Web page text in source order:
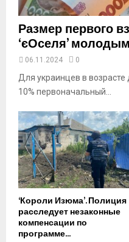
Размер первого
‘єОселя’
06.11.2024 0
Для украинцев в
10% первоначальный...
‘Короли Изюма’. Полиция
расследует незаконные
компенсации по
программе...